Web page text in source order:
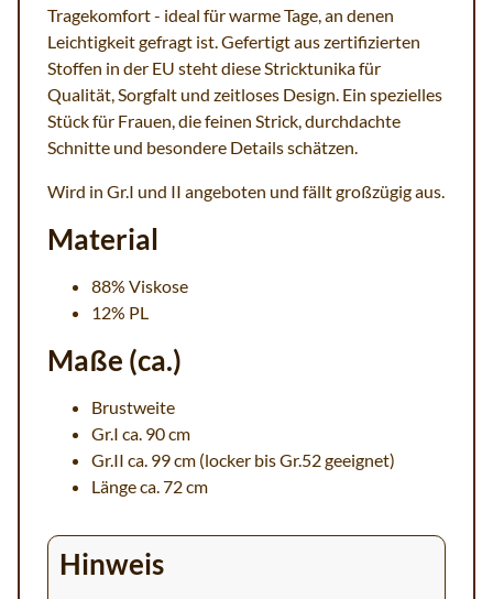
Tragekomfort - ideal für warme Tage, an denen
Leichtigkeit gefragt ist. Gefertigt aus zertifizierten
Stoffen in der EU steht diese Stricktunika für
Qualität, Sorgfalt und zeitloses Design. Ein spezielles
Stück für Frauen, die feinen Strick, durchdachte
Schnitte und besondere Details schätzen.
Wird in Gr.I und II angeboten und fällt großzügig aus.
Material
88% Viskose
12% PL
Maße (ca.)
Brustweite
Gr.I ca. 90 cm
Gr.II ca. 99 cm (locker bis Gr.52 geeignet)
Länge ca. 72 cm
Hinweis